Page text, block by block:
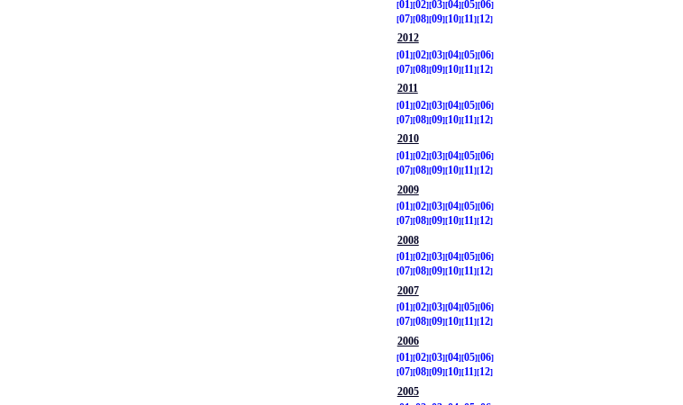
01
02 03 04 05 06
07 08 09 10 11
12
2012
01
02 03 04 05 06
07 08 09 10 11
12
2011
01
02 03 04 05 06
07 08 09 10 11
12
2010
01
02 03 04 05 06
07 08 09 10 11
12
2009
01
02 03 04 05 06
07 08 09 10 11
12
2008
01
02 03 04 05 06
07 08 09 10 11
12
2007
01
02 03 04 05 06
07 08 09 10 11
12
2006
01
02 03 04 05 06
07 08 09 10 11
12
2005